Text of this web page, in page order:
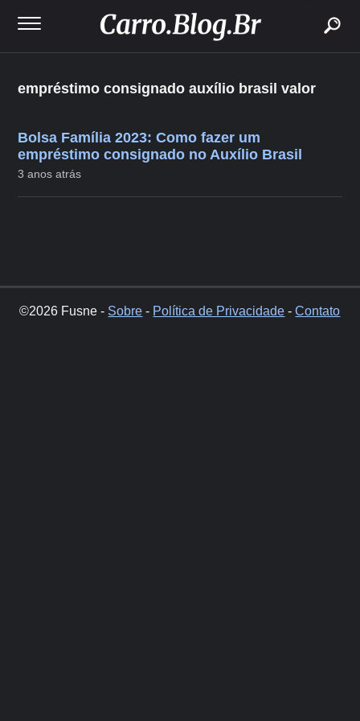
empréstimo consignado auxílio brasil valor
Bolsa Família 2023: Como fazer um
empréstimo consignado no Auxílio Brasil
3 anos atrás
©2026 Fusne - Sobre - Política de Privacidade -Contato